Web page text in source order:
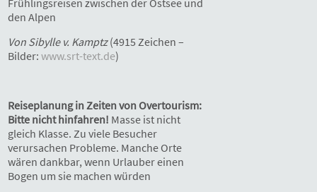
den Alpen
Von Sibylle v. Kamptz(4915 Zeichen –
Bilder: www.srt-text.de)
Reiseplanung in Zeiten von Overtourism:
Bitte nicht hinfahren! Masse ist nicht
gleich Klasse. Zu viele Besucher
verursachen Probleme. Manche Orte
wären dankbar, wenn Urlauber einen
Bogen um sie machen würden